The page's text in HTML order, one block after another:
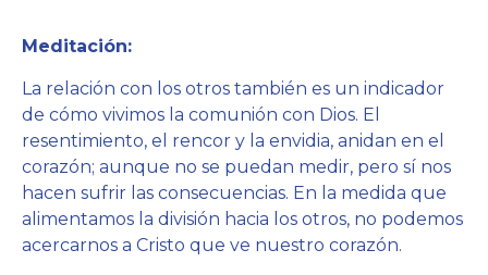
Meditación:
La relación con los otros también es un indicador
de cómo vivimos la comunión con Dios. El
resentimiento, el rencor y la envidia, anidan en el
corazón; aunque no se puedan medir, pero sí nos
hacen sufrir las consecuencias. En la medida que
alimentamos la división hacia los otros, no podemos
acercarnos a Cristo que ve nuestro corazón.